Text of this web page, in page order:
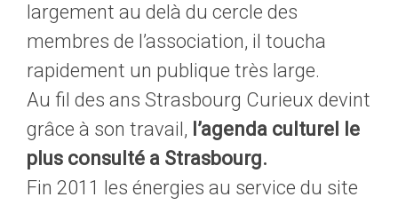
largement au delà du cercle des
membres de l’association, il toucha
rapidement un publique très large.
Au fil des ans Strasbourg Curieux devint
grâce à son travail, l’agenda culturel le
plus consulté a Strasbourg.
Fin 2011 les énergies au service du site